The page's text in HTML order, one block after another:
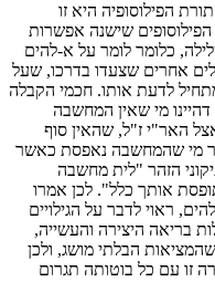
הפילוסופיה היא זו
שישנה אפשרות
כלומר לומר על א-להים
אחרים שצעדו בדרכו, שעל
לדעת אותו. חכמי הקבלה
מי שאין המחשבה
האר"י ז"ל, שהאין סוף
מי שהמחשבה נאפסת כאשר
הזהר "לית מחשבה
אותך כלל". לכן אמרו
ראוי לדבר על הגילויים
בריאה היצירה והעשייה,
הבלתי מושג, ולכן
זו עם כל בוטותה תגרום